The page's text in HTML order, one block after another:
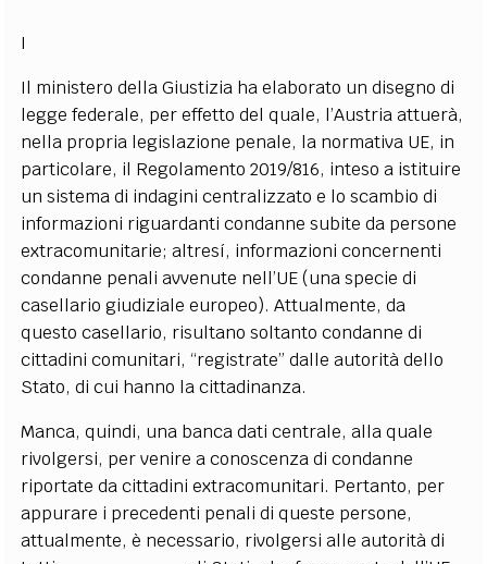
I
Il ministero della Giustizia ha elaborato un disegno di
legge federale, per effetto del quale, l’Austria attuerà,
nella propria legislazione penale, la normativa UE, in
particolare, il Regolamento 2019/816, inteso a istituire
un sistema di indagini centralizzato e lo scambio di
informazioni riguardanti condanne subite da persone
extracomunitarie; altresí, informazioni concernenti
condanne penali avvenute nell’UE (una specie di
casellario giudiziale europeo). Attualmente, da
questo casellario, risultano soltanto condanne di
cittadini comunitari, “registrate” dalle autorità dello
Stato, di cui hanno la cittadinanza.
Manca, quindi, una banca dati centrale, alla quale
rivolgersi, per venire a conoscenza di condanne
riportate da cittadini extracomunitari. Pertanto, per
appurare i precedenti penali di queste persone,
attualmente, è necessario, rivolgersi alle autorità di